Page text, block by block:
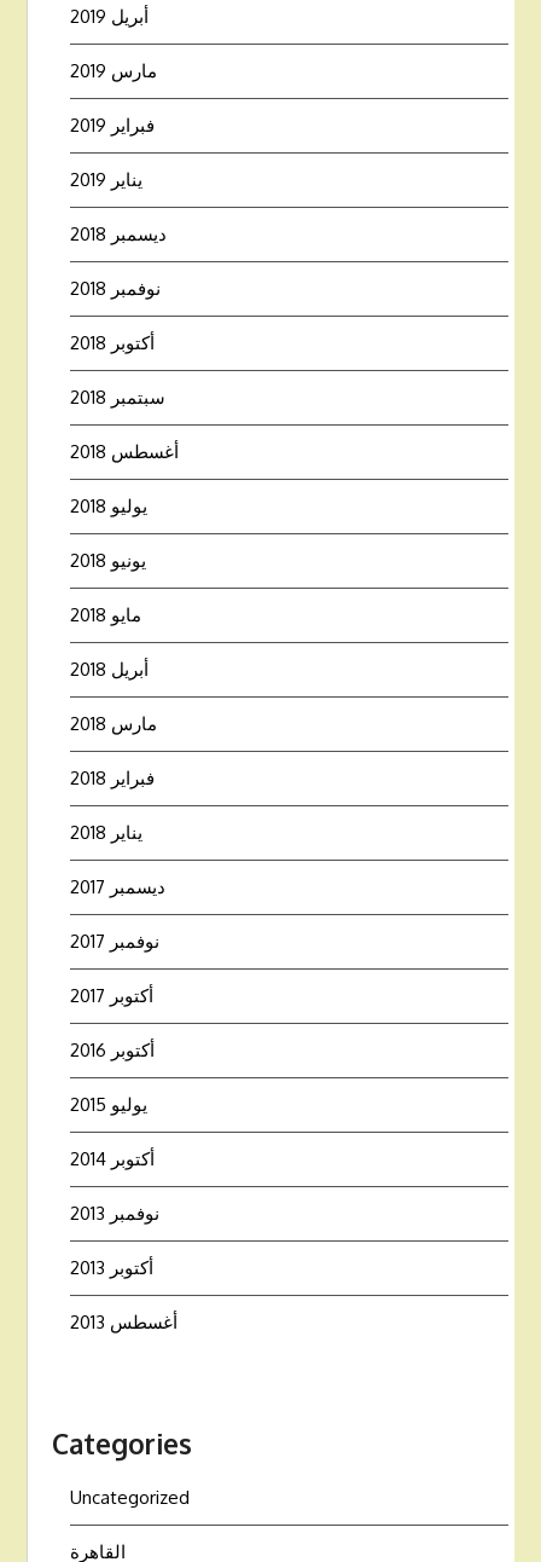
أبريل 2019
مارس 2019
فبراير 2019
يناير 2019
ديسمبر 2018
نوفمبر 2018
أكتوبر 2018
سبتمبر 2018
أغسطس 2018
يوليو 2018
يونيو 2018
مايو 2018
أبريل 2018
مارس 2018
فبراير 2018
يناير 2018
ديسمبر 2017
نوفمبر 2017
أكتوبر 2017
أكتوبر 2016
يوليو 2015
أكتوبر 2014
نوفمبر 2013
أكتوبر 2013
أغسطس 2013
Categories
Uncategorized
القاهرة